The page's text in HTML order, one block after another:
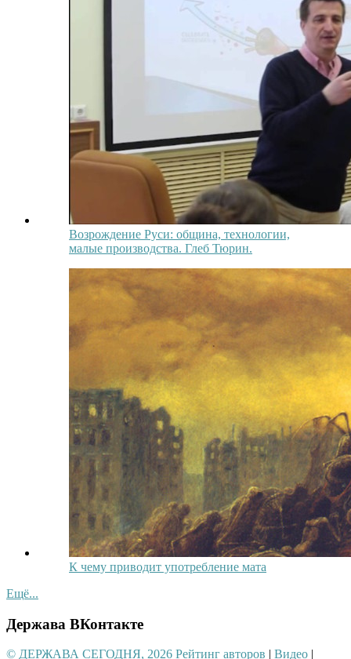
Возрождение Руси: община, технологии,
малые производства. Глеб Тюрин.
К чему приводит употребление мата
Ещё...
Держава ВКонтакте
© ДЕРЖАВА СЕГОДНЯ, 2026 Рейтинг авторов | Видео |